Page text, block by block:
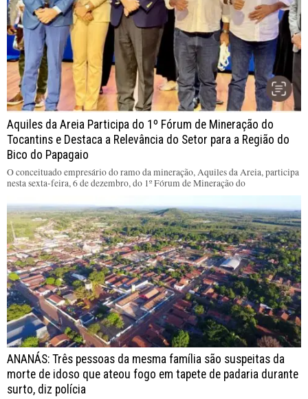
Aquiles da Areia Participa do 1º Fórum de Mineração do
Tocantins e Destaca a Relevância do Setor para a Região do
Bico do Papagaio
O conceituado empresário do ramo da mineração, Aquiles da Areia, participa
nesta sexta-feira, 6 de dezembro, do 1º Fórum de Mineração do
ANANÁS: Três pessoas da mesma família são suspeitas da
morte de idoso que ateou fogo em tapete de padaria durante
surto, diz polícia